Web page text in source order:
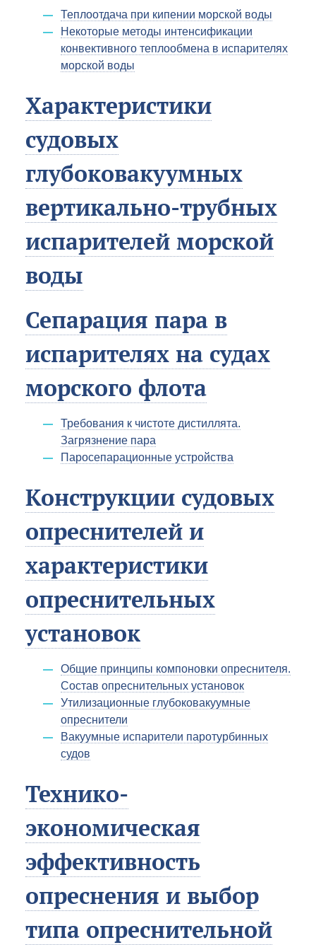
Теплоотдача при кипении морской воды
Некоторые методы интенсификации
конвективного теплообмена в испарителях
морской воды
Характеристики
судовых
глубоковакуумных
вертикально-трубных
испарителей морской
воды
Сепарация пара в
испарителях на судах
морского флота
Требования к чистоте дистиллята.
Загрязнение пара
Паросепарационные устройства
Конструкции судовых
опреснителей и
характеристики
опреснительных
установок
Общие принципы компоновки опреснителя.
Состав опреснительных установок
Утилизационные глубоковакуумные
опреснители
Вакуумные испарители паротурбинных
судов
Технико-
экономическая
эффективность
опреснения и выбор
типа опреснительной